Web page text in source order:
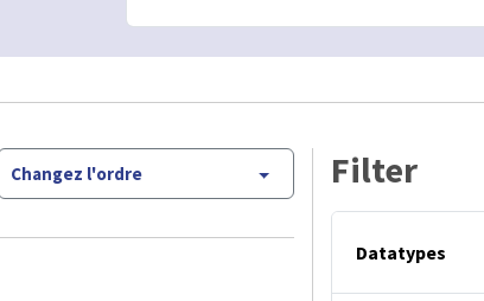
Changez l'ordre Filter
Datatypes